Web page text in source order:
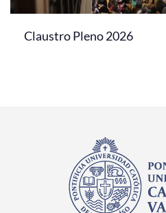
Claustro Pleno 2026